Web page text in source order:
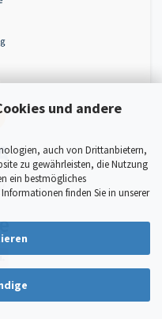
und andere
auch von Drittanbietern,
zu gewährleisten, die Nutzung
ein bestmögliches
finden Sie in unserer